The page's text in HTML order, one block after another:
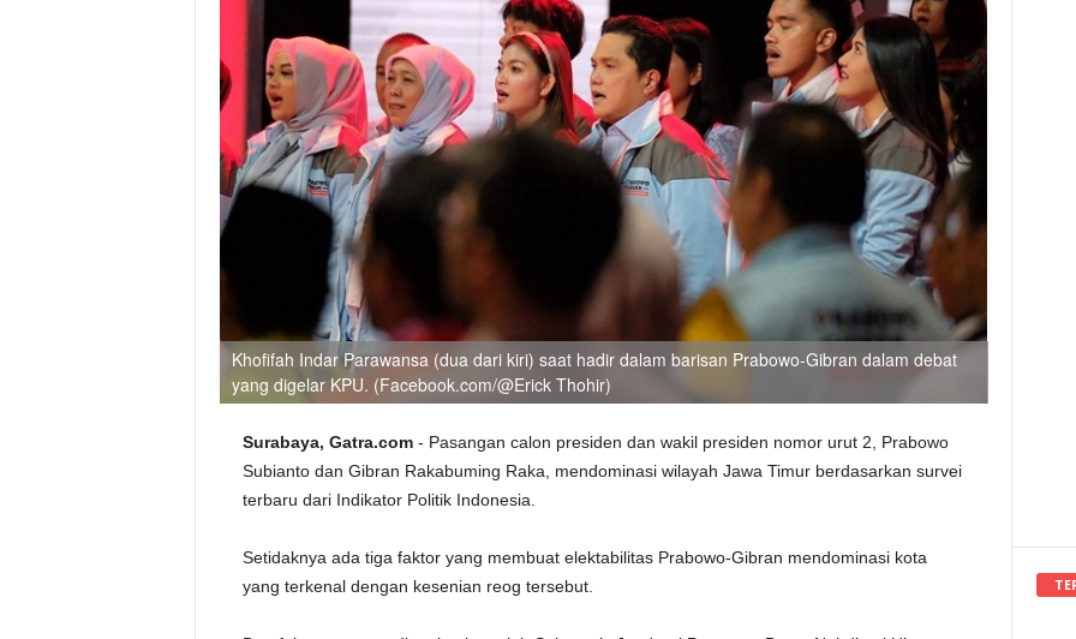
Khofifah Indar Parawansa (dua dari kiri) saat hadir dalam barisan Prabowo-Gibran dalam debat
yang digelar KPU. (Facebook.com/@Erick Thohir)
Surabaya, Gatra.com - Pasangan calon presiden dan wakil presiden nomor urut 2, Prabowo
Subianto dan Gibran Rakabuming Raka, mendominasi wilayah Jawa Timur berdasarkan survei
terbaru dari Indikator Politik Indonesia.
Setidaknya ada tiga faktor yang membuat elektabilitas Prabowo-Gibran mendominasi kota
yang terkenal dengan kesenian reog tersebut.